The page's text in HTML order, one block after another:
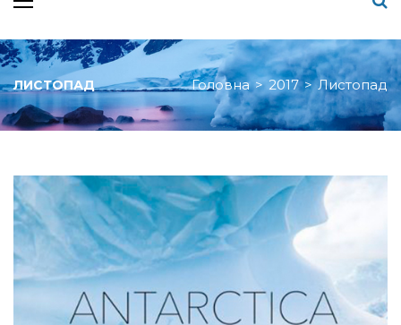
ЛИСТОПАД Головна > 2017 > Листопад
Місяць:
Листопад
2017